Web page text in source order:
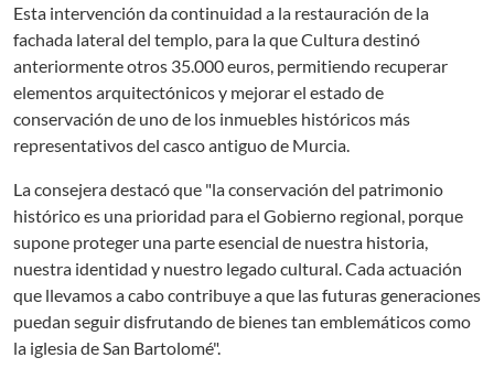
Esta intervención da continuidad a la restauración de la
fachada lateral del templo, para la que Cultura destinó
anteriormente otros 35.000 euros, permitiendo recuperar
elementos arquitectónicos y mejorar el estado de
conservación de uno de los inmuebles históricos más
representativos del casco antiguo de Murcia.
La consejera destacó que "la conservación del patrimonio
histórico es una prioridad para el Gobierno regional, porque
supone proteger una parte esencial de nuestra historia,
nuestra identidad y nuestro legado cultural. Cada actuación
que llevamos a cabo contribuye a que las futuras generaciones
puedan seguir disfrutando de bienes tan emblemáticos como
la iglesia de San Bartolomé".